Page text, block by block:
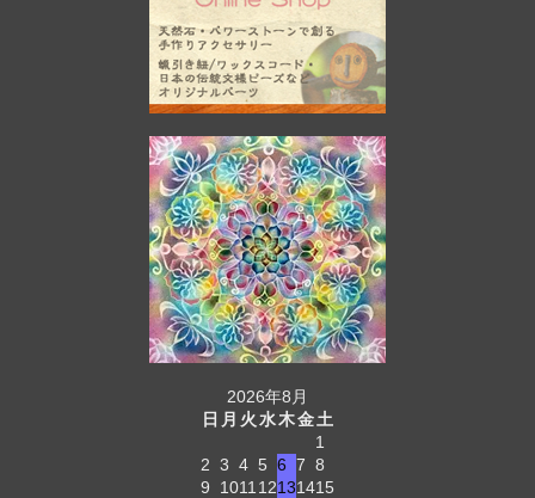
2026年8月
日 月 火水木金土
1
2 3 4 5 6 7 8
9
1011 12131415